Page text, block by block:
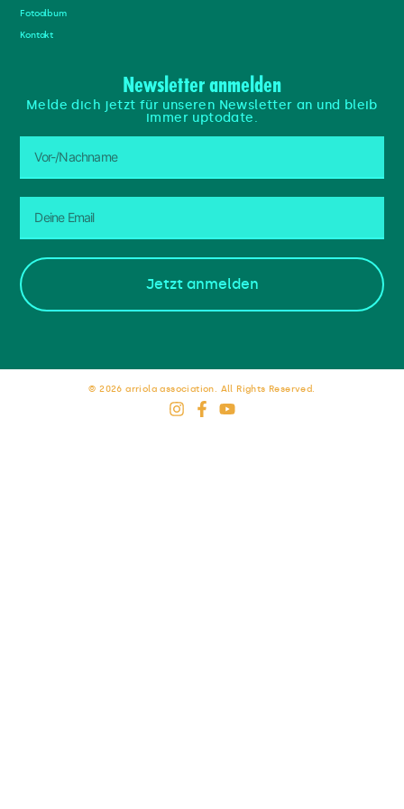
Fotoalbum
Kontakt
Newsletter anmelden
Melde dich jetzt für unseren Newsletter an und bleib
immer uptodate.
Jetzt anmelden
© 2026 arriola association. All Rights Reserved.